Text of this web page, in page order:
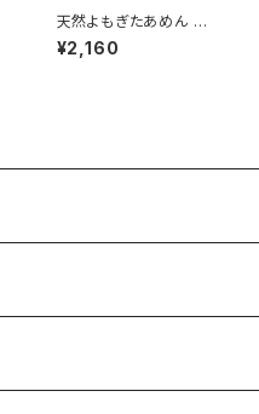
天然よもぎたあめん 紙
箱 20束
¥2,160